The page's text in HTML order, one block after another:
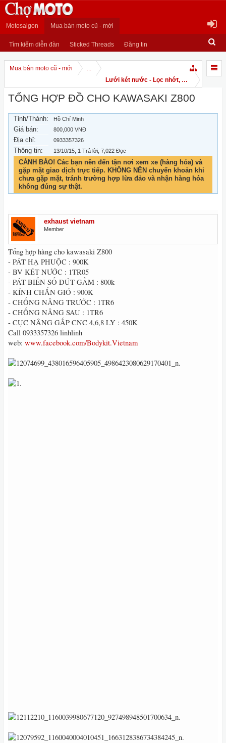
Motosaigon Mua bán moto cũ - mới
Tìm kiếm diễn đàn Sticked Threads Đăng tin
Mua bán moto cũ - mới
...
Lưới két nước - Lọc nhớt, gió
TỔNG HỢP ĐỒ CHO KAWASAKI Z800
Tỉnh/Thành: Hồ Chí Minh
Giá bán: 800,000 VNĐ
Địa chỉ: 0933357326
Thông tin: 13/10/15 , 1 Trả lời, 7,022 Đọc
CẢNH BÁO! Các bạn nên đến tận nơi xem xe (hàng hóa) và
gặp mặt giao dịch trực tiếp. KHÔNG NÊN chuyển khoản khi
chưa gặp mặt, tránh trường hợp lừa đảo và nhận hàng hóa
không đúng sự thật.
exhaust vietnam
Member
Tổng hợp hàng cho kawasaki Z800
- PÁT HẠ PHUỘC : 900K
- BV KÉT NƯỚC : 1TR05
- PÁT BIỂN SỐ ĐÚT GẦM : 800k
- KÍNH CHẮN GIÓ : 900K
- CHỐNG NÂNG TRƯỚC : 1TR6
- CHỐNG NÂNG SAU : 1TR6
- CỤC NÂNG GẤP CNC 4,6,8 LY : 450K
Call 0933357326 linhlinh
web: www.facebook.com/Bodykit.Vietnam